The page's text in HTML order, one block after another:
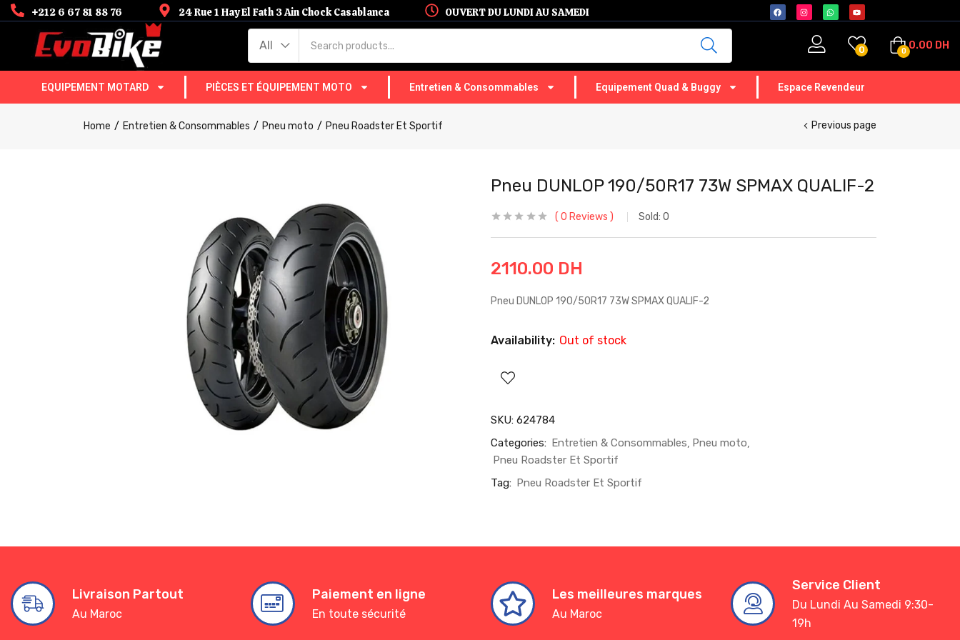
+212 6 67 81 88 76 24 Rue 1 Hay El Fath 3 Ain Chock Casablanca OUVERT DU LUNDI AU SAMEDI
All 0 0 0.00 DH
EQUIPEMENT MOTARD PIÈCES ET ÉQUIPEMENT MOTO Entretien & Consommables Equipement Quad & Buggy Espace Revendeur
Home Entretien & Consommables Pneu moto Pneu Roadster Et Sportif Previous page
Pneu DUNLOP 190/50R17 73W SPMAX QUALIF-2
0 Reviews Sold: 0
2110.00 DH
Pneu DUNLOP 190/50R17 73W SPMAX QUALIF-2
Availability: Out of stock
SKU: 624784
Categories: Entretien & Consommables Pneu moto
Pneu Roadster Et Sportif
Tag: Pneu Roadster Et Sportif
Livraison Partout
Au Maroc
Paiement en ligne
En toute sécurité
Les meilleures marques
Au Maroc
Service Client
Du Lundi Au Samedi 9:30-
19h